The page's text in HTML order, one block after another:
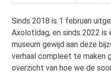
Sinds 2018 is 1 februari
Axolotldag, en sinds 2022 is
museum gewijd aan deze
verhaal compleet te maken
overzicht van hoe we de